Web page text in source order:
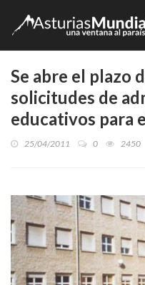
Se abre el plazo
solicitudes de
educativos para
25/04/2011 0 2450